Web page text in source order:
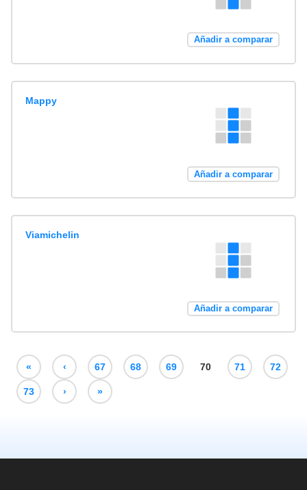
Añadir a comparar
Mappy
Añadir a comparar
Viamichelin
Añadir a comparar
« ‹ 67 68 69 70 71 72
73 › »